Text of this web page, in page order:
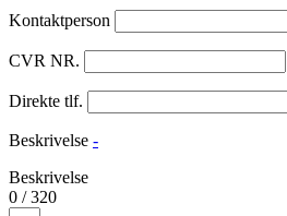
Kontaktperson
CVR NR.
Direkte tlf.
Beskrivelse -
Beskrivelse
0 /320